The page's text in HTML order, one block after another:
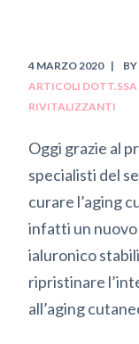
4 MARZO 2020 BY
ARTICOLI DOTT.SSA
RIVITALIZZANTI
Oggi grazie al
specialisti del
curare l’aging
infatti un
ialuronico
ripristinare
all’aging